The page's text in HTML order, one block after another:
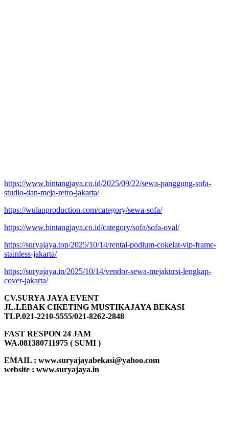
https://www.bintangjaya.co.id/2025/09/22/sewa-panggung-sofa-
studio-dan-meja-retro-jakarta/
https://wulanproduction.com/category/sewa-sofa/
https://www.bintangjaya.co.id/category/sofa/sofa-oval/
https://suryajaya.top/2025/10/14/rental-podium-cokelat-vip-frame-
stainless-jakarta/
https://suryajaya.in/2025/10/14/vendor-sewa-mejakursi-lengkap-
cover-jakarta/
CV.SURYA JAYA EVENT
JL.LEBAK CIKETING MUSTIKAJAYA BEKASI
TLP.021-2210-5555/021-8262-2848
FAST RESPON 24 JAM
WA.081380711975 ( SUMI )
EMAIL : www.suryajayabekasi@yahoo.com
website : www.suryajaya.in